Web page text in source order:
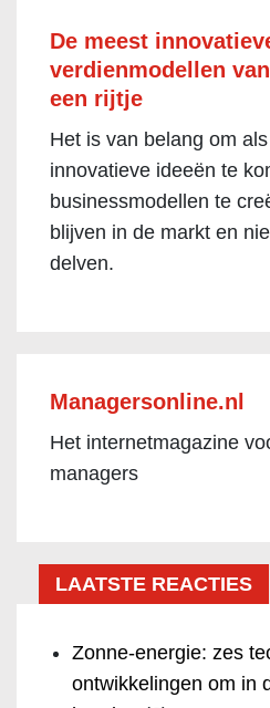
De meest
verdienmodellen
een rijtje
Het is van belang om
innovatieve ideeën te
businessmodellen te
blijven in de markt en
delven.
Managersonline.nl
Het internetmagazine
managers
LAATSTE REACTIES
Zonne-energie: zes
ontwikkelingen om in